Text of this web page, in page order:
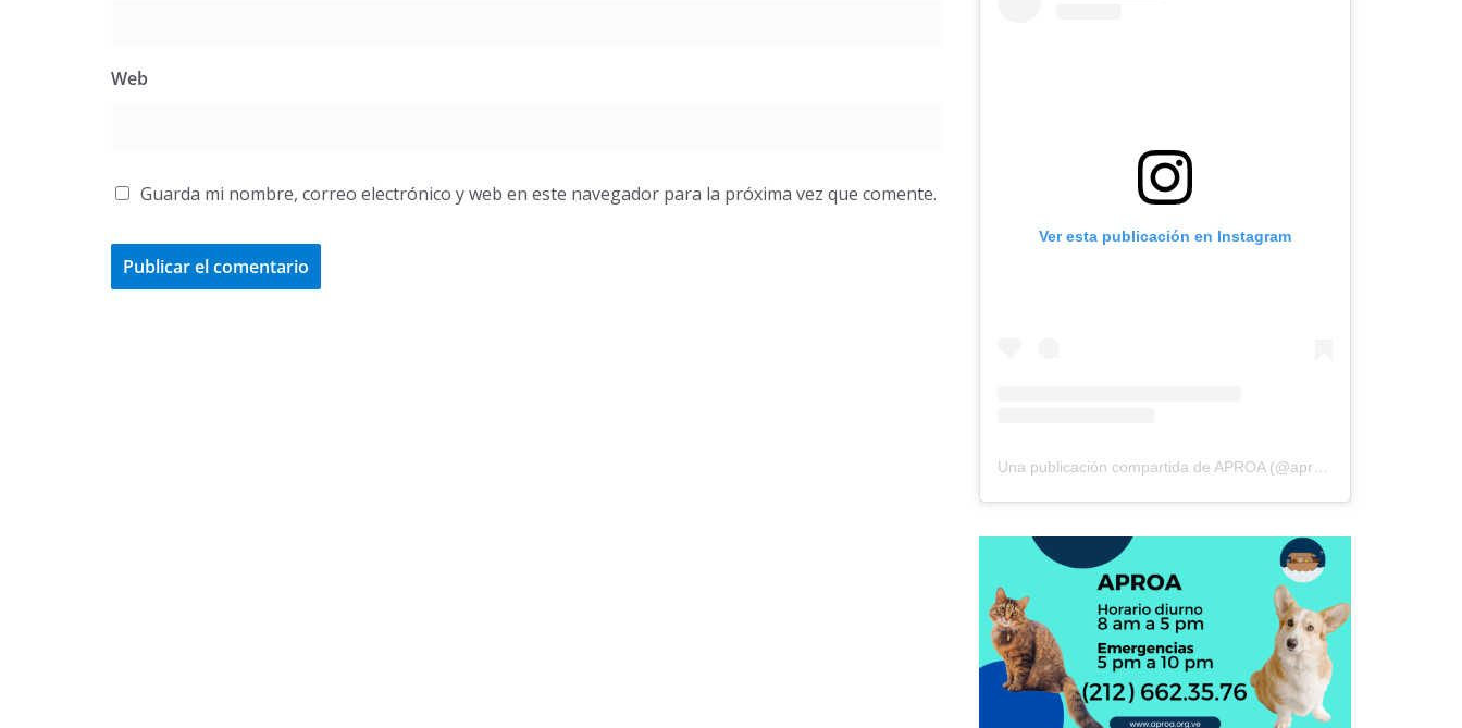
Web
Guarda mi nombre, correo electrónico y web en este navegador para la próxima vez que comente.
Ver esta publicación en Instagram
Una publicación compartida de APROA (@aproavzla)